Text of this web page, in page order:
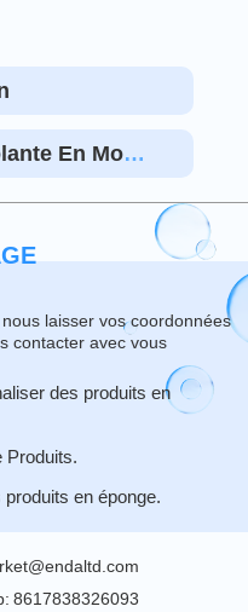
En Mous
laisser vos coordonnées
contacter avec vous
des produits en
Produits.
en éponge.
8617838326093